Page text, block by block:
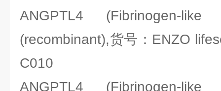
ANGPTL4 (Fibrinogen-
(recombinant),货号：ENZO
C010
ANGPTL4 (Fibrinogen-